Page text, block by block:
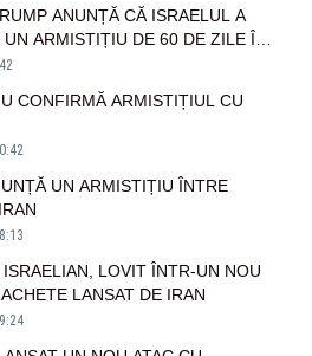
ANUNȚĂ CĂ ISRAELUL A
ARMISTIȚIU DE 60 DE ZILE ÎN
CONFIRMĂ ARMISTIȚIUL CU
UN ARMISTIȚIU ÎNTRE
ISRAELIAN, LOVIT ÎNTR-UN NOU
LANSAT DE IRAN